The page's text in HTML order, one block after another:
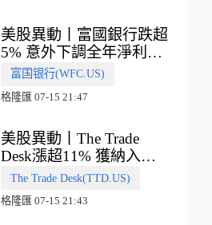
美股異動丨富國銀行跌超
5% 意外下調全年淨利息
收入指引
富国银行(WFC.US)
格隆匯 07-15 21:47
美股異動丨The Trade
Desk漲超11% 獲納入標
普500指數
The Trade Desk(TTD.US)
格隆匯 07-15 21:43